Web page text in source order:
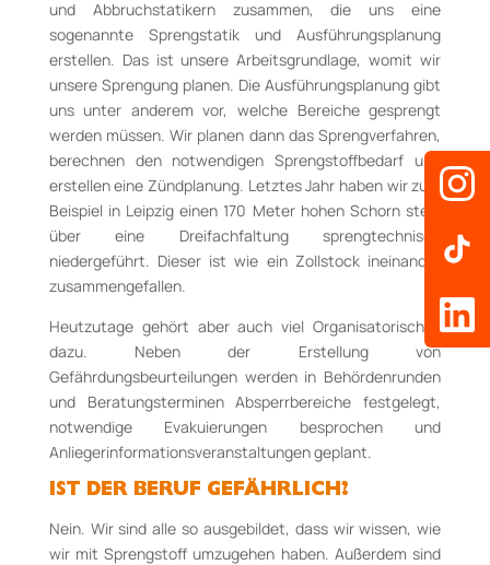
und Abbruchstatikern zusammen, die uns eine
sogenannte Sprengstatik und Ausführungsplanung
erstellen. Das ist unsere Arbeitsgrundlage, womit wir
unsere Sprengung planen. Die Ausführungsplanung gibt
uns unter anderem vor, welche Bereiche gesprengt
werden müssen. Wir planen dann das Sprengverfahren,
berechnen den notwendigen Sprengstoffbedarf und
erstellen eine Zündplanung. Letztes Jahr haben wir zum
Beispiel in Leipzig einen 170 Meter hohen Schorn stein
über eine Dreifachfaltung sprengtechnisch
niedergeführt. Dieser ist wie ein Zollstock ineinander
zusammengefallen.
Heutzutage gehört aber auch viel Organisatorisches
dazu. Neben der Erstellung von
Gefährdungsbeurteilungen werden in Behördenrunden
und Beratungsterminen Absperrbereiche festgelegt,
notwendige Evakuierungen besprochen und
Anliegerinformationsveranstaltungen geplant.
IST DER BERUF GEFÄHRLICH?
Nein. Wir sind alle so ausgebildet, dass wir wissen, wie
wir mit Sprengstoff umzugehen haben. Außerdem sind